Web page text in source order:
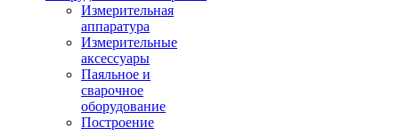
Измерительная
аппаратура
Измерительные
аксессуары
Паяльное и
сварочное
оборудование
Построение